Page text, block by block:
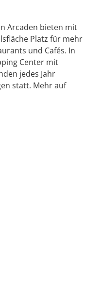
Arcaden bieten mit
Platz für mehr
und Cafés. In
Center mit
jedes Jahr
statt. Mehr auf